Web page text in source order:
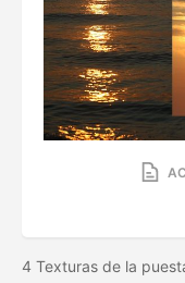
4 Texturas de la